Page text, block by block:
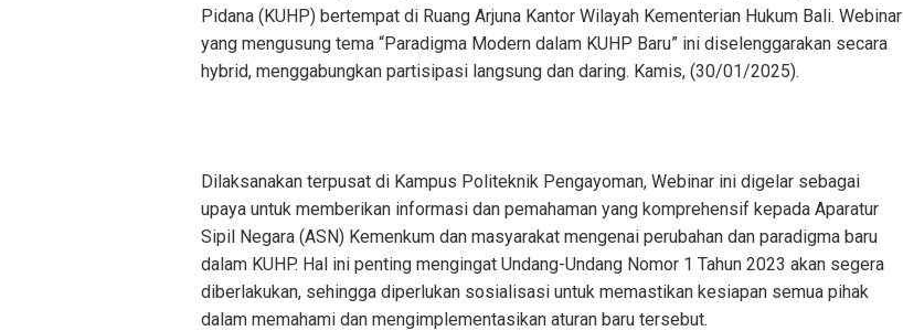
Pidana (KUHP) bertempat di Ruang Arjuna Kantor Wilayah Kementerian Hukum Bali. Webinar
yang mengusung tema “Paradigma Modern dalam KUHP Baru” ini diselenggarakan secara
hybrid, menggabungkan partisipasi langsung dan daring. Kamis, (30/01/2025).
Dilaksanakan terpusat di Kampus Politeknik Pengayoman, Webinar ini digelar sebagai
upaya untuk memberikan informasi dan pemahaman yang komprehensif kepada Aparatur
Sipil Negara (ASN) Kemenkum dan masyarakat mengenai perubahan dan paradigma baru
dalam KUHP. Hal ini penting mengingat Undang-Undang Nomor 1 Tahun 2023 akan segera
diberlakukan, sehingga diperlukan sosialisasi untuk memastikan kesiapan semua pihak
dalam memahami dan mengimplementasikan aturan baru tersebut.